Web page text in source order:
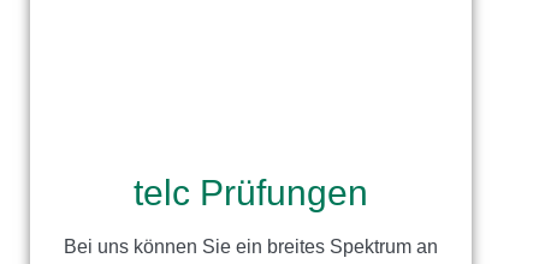
telc Prüfungen
Bei uns können Sie ein breites Spektrum an